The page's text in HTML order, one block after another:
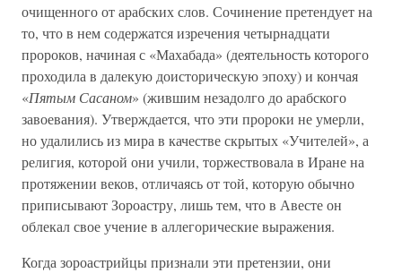
очищенного от арабских слов. Сочинение претендует на
то, что в нем содержатся изречения четырнадцати
пророков, начиная с «Махабада» (деятельность которого
проходила в далекую доисторическую эпоху) и кончая
«Пятым Сасаном» (жившим незадолго до арабского
завоевания). Утверждается, что эти пророки не умерли,
но удалились из мира в качестве скрытых «Учителей», а
религия, которой они учили, торжествовала в Иране на
протяжении веков, отличаясь от той, которую обычно
приписывают Зороастру, лишь тем, что в Авесте он
облекал свое учение в аллегорические выражения.
Когда зороастрийцы признали эти претензии, они